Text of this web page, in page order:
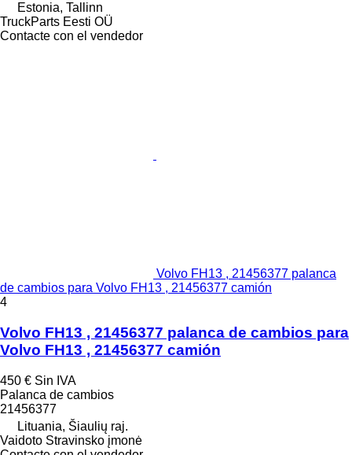
Estonia, Tallinn
TruckParts Eesti OÜ
Contacte con el vendedor
Volvo FH13 , 21456377 palanca
de cambios para Volvo FH13 , 21456377 camión
4
Volvo FH13 , 21456377 palanca de cambios para
Volvo FH13 , 21456377 camión
450 € Sin IVA
Palanca de cambios
21456377
Lituania, Šiaulių raj.
Vaidoto Stravinsko įmonė